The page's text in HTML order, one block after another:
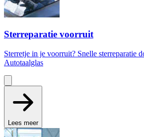
Sterreparatie voorruit
Sterretje in je voorruit? Snelle sterreparatie
Autotaalglas
Lees meer